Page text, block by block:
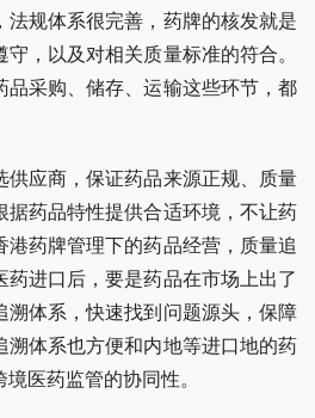
法规体系很完善，药牌的核发就是
，以及对相关质量标准的符合。
品采购、储存、运输这些环节，都
供应商，保证药品来源正规、质量
据药品特性提供合适环境，不让药
药牌管理下的药品经营，质量追
进口后，要是药品在市场上出了
溯体系，快速找到问题源头，保障
溯体系也方便和内地等进口地的药
医药监管的协同性。